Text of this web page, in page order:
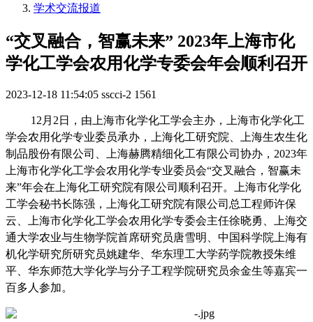
学术交流报道
“交叉融合，智赢未来” 2023年上海市化
学化工学会农用化学专委会年会顺利召开
2023-12-18 11:54:05 sscci-2 1561
12 月 2 日，由上海市化学化工学会主办，上海市化学化工
学会农用化学专业委员承办，上海化工研究院、上海生农生化
制品股份有限公司、
上海赫腾精细化工有限公司协办， 2023年
上海市化学化工学会农用化学专业委员会“交叉融合，智赢未
来”年会在上海化工研究院有限公司顺利召开。上海市化学化
工学会秘书长陈强，上海化工研究院有限公司总工程师许保
云、上海市化学化工学会农用化学专委会主任徐晓勇、上海交
通大学农业与生物学院首席研究员唐雪明、中国科学院上海有
机化学研究所研究员姚建华、华东理工大学药学院教授朱维
平、华东师范大学化学与分子工程学院研究员余金生等嘉宾一
百多人参加。